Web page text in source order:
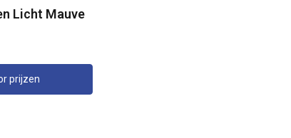
Licht Mauve
prijzen